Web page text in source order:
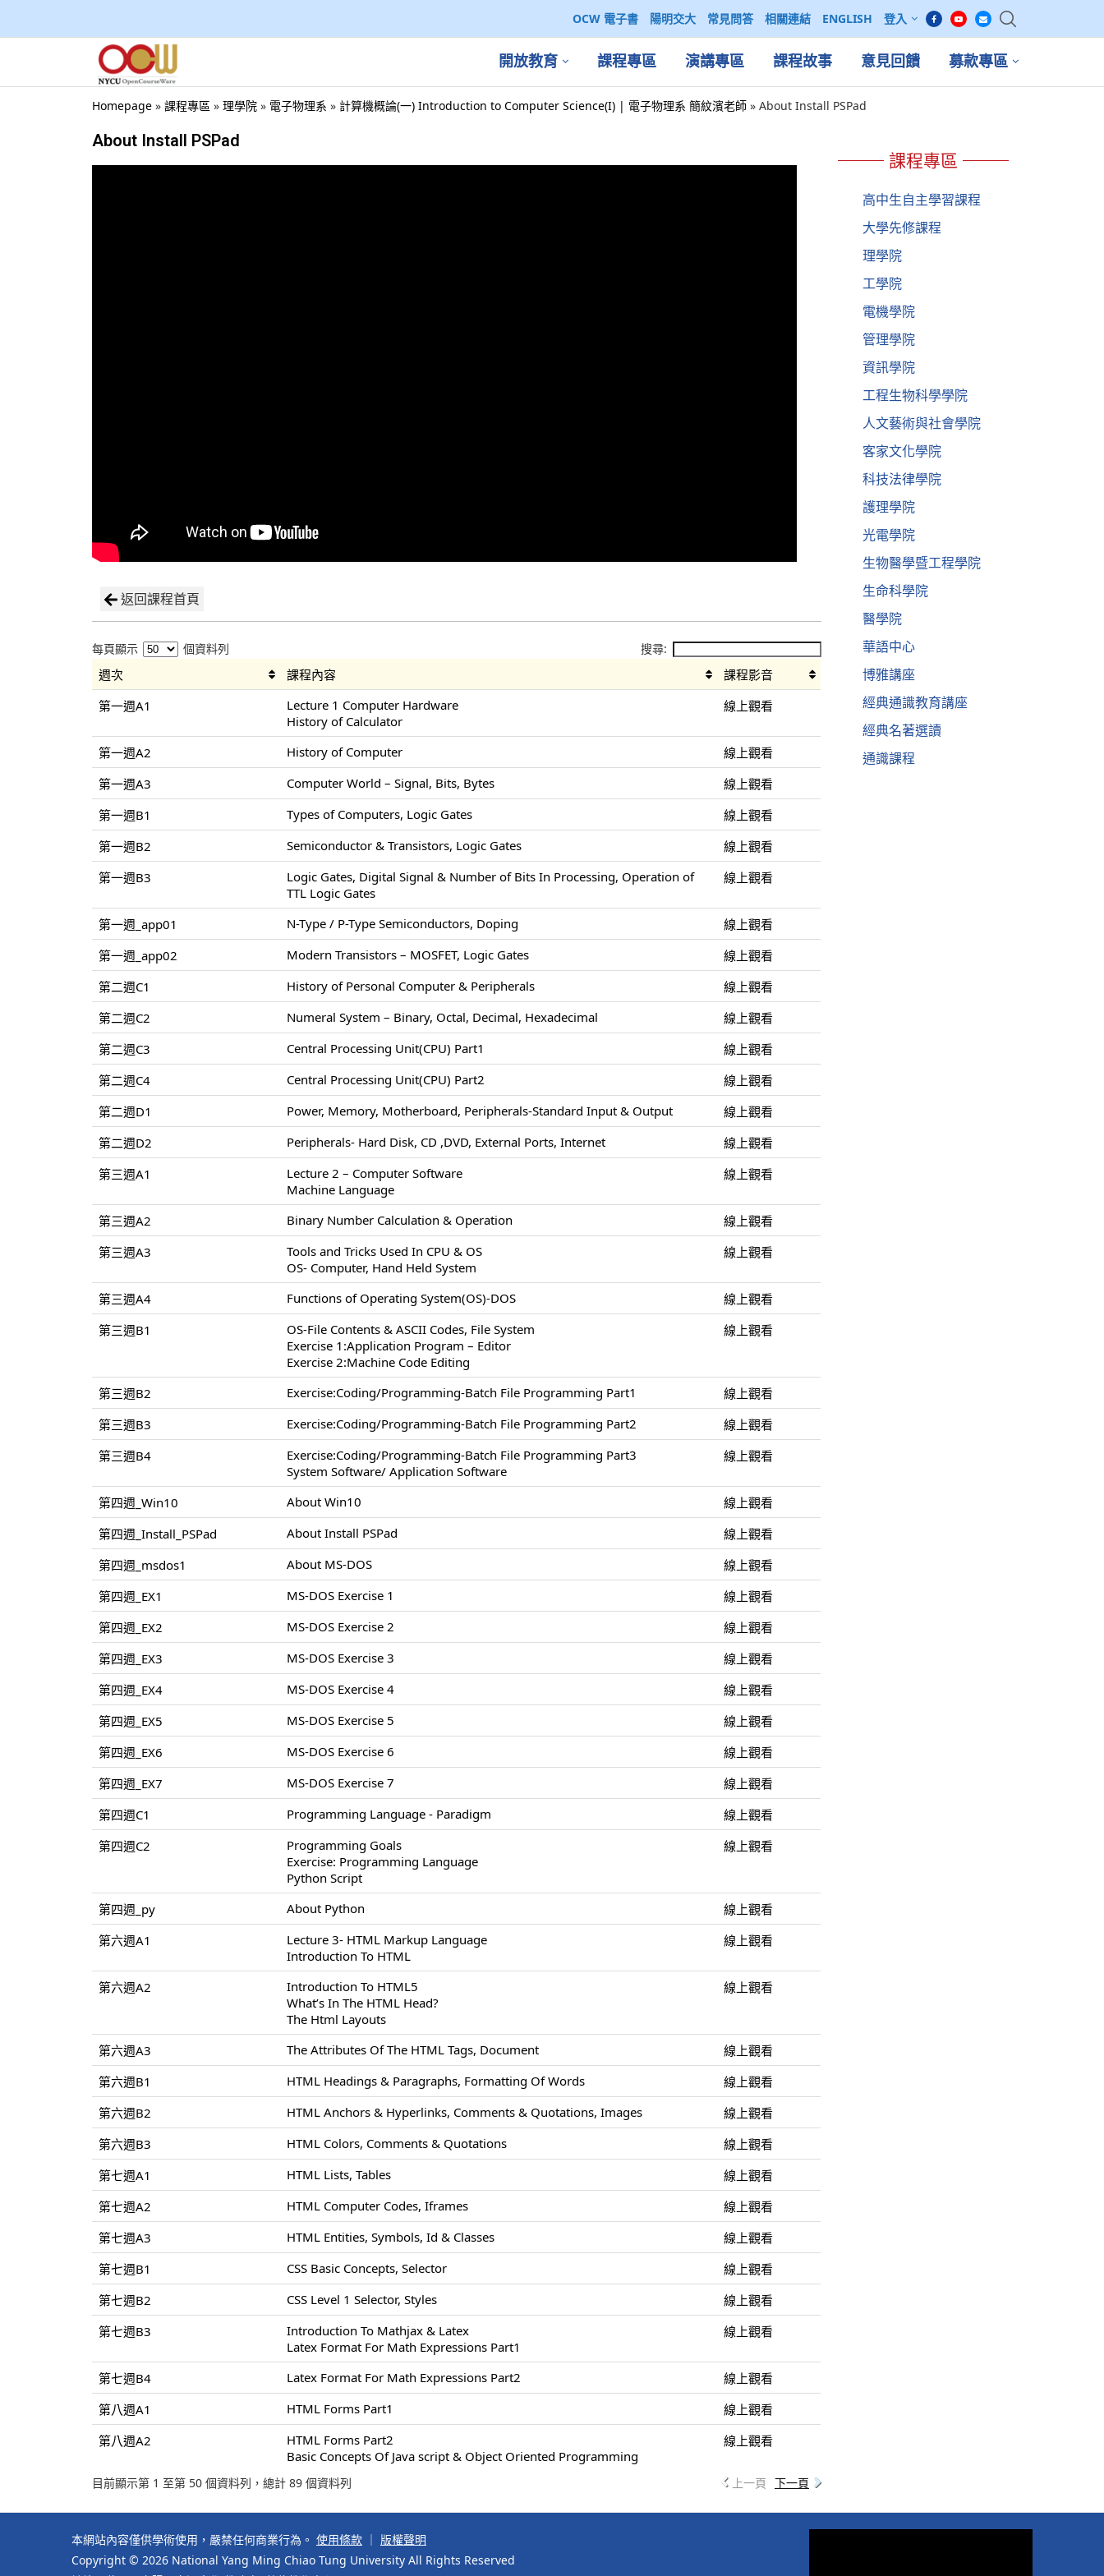
OCW 電子書 陽明交大 常見問答 相關連結 ENGLISH 登入
開放教育 課程專區 演講專區 課程故事 意見回饋 募款專區
Homepage » 課程專區 » 理學院 » 電子物理系 » 計算機概論(一) Introduction to Computer Science(I) | 電子物理系 簡紋濱老師 » About Install PSPad
About Install PSPad
返回課程首頁
每頁顯示 個資料列 搜尋:
週次 課程內容
課程影音
第一週A1
Lecture 1 Computer Hardware
History of Calculator
線上觀看
第一週A2 History of Computer
線上觀看
第一週A3
Computer World – Signal, Bits, Bytes
線上觀看
第一週B1
Types of Computers, Logic Gates
線上觀看
第一週B2
Semiconductor & Transistors, Logic Gates
線上觀看
第一週B3
Logic Gates, Digital Signal & Number of Bits In Processing, Operation of
TTL Logic Gates
線上觀看
第一週_app01 N-Type / P-Type Semiconductors, Doping
線上觀看
第一週_app02
Modern Transistors – MOSFET, Logic Gates
線上觀看
第二週C1
History of Personal Computer & Peripherals
線上觀看
第二週C2
Numeral System – Binary, Octal, Decimal, Hexadecimal
線上觀看
第二週C3
Central Processing Unit(CPU) Part1
線上觀看
第二週C4
Central Processing Unit(CPU) Part2
線上觀看
第二週D1
Power, Memory, Motherboard, Peripherals-Standard Input & Output
線上觀看
第二週D2
Peripherals- Hard Disk, CD ,DVD, External Ports, Internet
線上觀看
第三週A1
Lecture 2 – Computer Software
Machine Language
線上觀看
第三週A2 Binary Number Calculation & Operation
線上觀看
第三週A3
Tools and Tricks Used In CPU & OS
OS- Computer, Hand Held System
線上觀看
第三週A4 Functions of Operating System(OS)-DOS
線上觀看
第三週B1
OS-File Contents & ASCII Codes, File System
Exercise 1:Application Program – Editor
Exercise 2:Machine Code Editing
線上觀看
第三週B2 Exercise:Coding/Programming-Batch File Programming Part1
線上觀看
第三週B3
Exercise:Coding/Programming-Batch File Programming Part2
線上觀看
第三週B4
Exercise:Coding/Programming-Batch File Programming Part3
System Software/ Application Software
線上觀看
第四週_Win10 About Win10
線上觀看
第四週_Install_PSPad
About Install PSPad
線上觀看
第四週_msdos1
About MS-DOS
線上觀看
第四週_EX1
MS-DOS Exercise 1
線上觀看
第四週_EX2
MS-DOS Exercise 2
線上觀看
第四週_EX3
MS-DOS Exercise 3
線上觀看
第四週_EX4
MS-DOS Exercise 4
線上觀看
第四週_EX5
MS-DOS Exercise 5
線上觀看
第四週_EX6
MS-DOS Exercise 6
線上觀看
第四週_EX7
MS-DOS Exercise 7
線上觀看
第四週C1
Programming Language - Paradigm
線上觀看
第四週C2
Programming Goals
Exercise: Programming Language
Python Script
線上觀看
第四週_py About Python
線上觀看
第六週A1
Lecture 3- HTML Markup Language
Introduction To HTML
線上觀看
第六週A2
Introduction To HTML5
What’s In The HTML Head?
The Html Layouts
線上觀看
第六週A3 The Attributes Of The HTML Tags, Document
線上觀看
第六週B1
HTML Headings & Paragraphs, Formatting Of Words
線上觀看
第六週B2
HTML Anchors & Hyperlinks, Comments & Quotations, Images
線上觀看
第六週B3
HTML Colors, Comments & Quotations
線上觀看
第七週A1
HTML Lists, Tables
線上觀看
第七週A2
HTML Computer Codes, Iframes
線上觀看
第七週A3
HTML Entities, Symbols, Id & Classes
線上觀看
第七週B1
CSS Basic Concepts, Selector
線上觀看
第七週B2
CSS Level 1 Selector, Styles
線上觀看
第七週B3
Introduction To Mathjax & Latex
Latex Format For Math Expressions Part1
線上觀看
第七週B4 Latex Format For Math Expressions Part2
線上觀看
第八週A1
HTML Forms Part1
線上觀看
第八週A2
HTML Forms Part2
Basic Concepts Of Java script & Object Oriented Programming
線上觀看
目前顯示第 1 至第 50 個資料列，總計 89 個資料列 上一頁 下一頁
課程專區
高中生自主學習課程
大學先修課程
理學院
工學院
電機學院
管理學院
資訊學院
工程生物科學學院
人文藝術與社會學院
客家文化學院
科技法律學院
護理學院
光電學院
生物醫學暨工程學院
生命科學院
醫學院
華語中心
博雅講座
經典通識教育講座
經典名著選讀
通識課程
本網站內容僅供學術使用，嚴禁任何商業行為。 使用條款
版權聲明
Copyright © 2026 National Yang Ming Chiao Tung University All Rights Reserved